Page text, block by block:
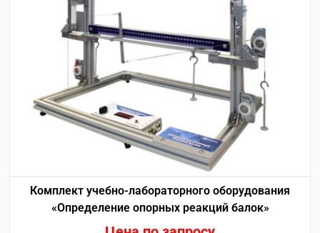
Комплект учебно-лабораторного оборудования
«Определение опорных реакций балок»